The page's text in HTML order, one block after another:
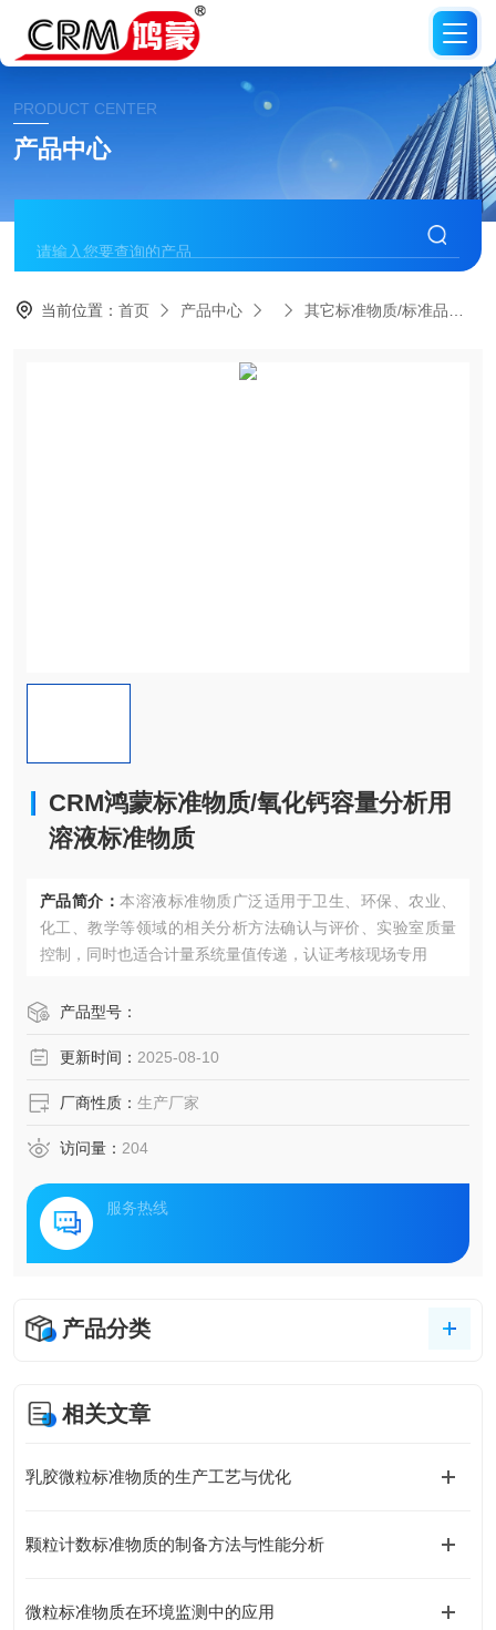
PRODUCT CENTER
产品中心
当前位置：首页 产品中心 其它标准物质/标准品
CRM鸿蒙标准物质/氧化钙容量分析用
溶液标准物质
产品简介： 本溶液标准物质广泛适用于卫生、环保、农业、
化工、教学等领域的相关分析方法确认与评价、实验室质量
控制，同时也适合计量系统量值传递，认证考核现场专用
产品型号：
更新时间： 2025-08-10
厂商性质： 生产厂家
访问量： 204
服务热线
产品分类
相关文章
乳胶微粒标准物质的生产工艺与优化
颗粒计数标准物质的制备方法与性能分析
微粒标准物质在环境监测中的应用